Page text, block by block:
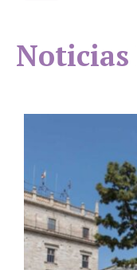
Noticias